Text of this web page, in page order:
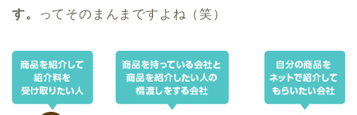
す。
ってそのまんまですよね（笑）